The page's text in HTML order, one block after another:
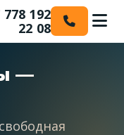
778 192
22 08
—